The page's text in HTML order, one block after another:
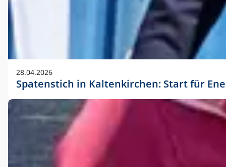
28.04.2026
Spatenstich in Kaltenkirchen: Start für